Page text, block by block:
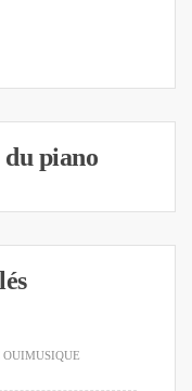
piano
OUIMUSIQUE